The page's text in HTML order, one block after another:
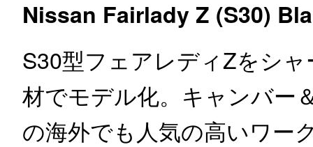
Nissan Fairlady Z (S30)
S30型フェアレディZをシ
材でモデル化。キャンバー
の海外でも人気の高いワー